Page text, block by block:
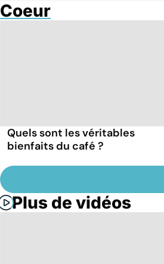
Coeur
Quels sont les véritables
bienfaits du café ?
Plus de vidéos